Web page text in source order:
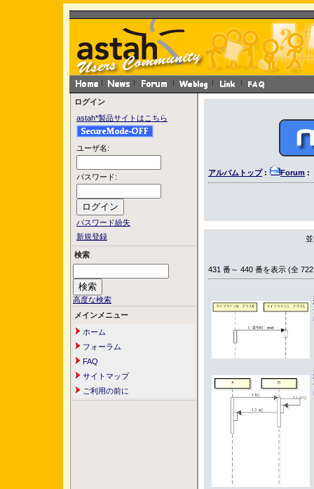
ログイン
astah*製品サイトはこちら
ユーザ名:
パスワード:
パスワード紛失
新規登録
検索
高度な検索
メインメニュー
ホーム
フォーラム
FAQ
サイトマップ
ご利用の前に
アルバムトップ: Forum :
431 番～ 440 番を表示 (全